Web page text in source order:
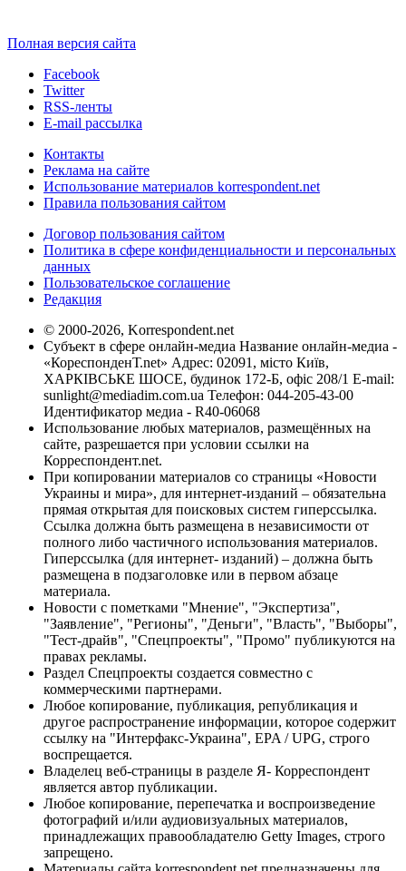
Полная версия сайта
Facebook
Twitter
RSS-ленты
E-mail рассылка
Контакты
Реклама на сайте
Использование материалов korrespondent.net
Правила пользования сайтом
Договор пользования сайтом
Политика в сфере конфиденциальности и персональных
данных
Пользовательское соглашение
Редакция
© 2000-2026, Korrespondent.net
Субъект в сфере онлайн-медиа Название онлайн-медиа -
«КореспонденТ.net» Адрес: 02091, місто Київ,
ХАРКІВСЬКЕ ШОСЕ, будинок 172-Б, офіс 208/1 E-mail:
sunlight@mediadim.com.ua Телефон: 044-205-43-00
Идентификатор медиа - R40-06068
Использование любых материалов, размещённых на
сайте, разрешается при условии ссылки на
Корреспондент.net.
При копировании материалов со страницы «Новости
Украины и мира», для интернет-изданий – обязательна
прямая открытая для поисковых систем гиперссылка.
Ссылка должна быть размещена в независимости от
полного либо частичного использования материалов.
Гиперссылка (для интернет- изданий) – должна быть
размещена в подзаголовке или в первом абзаце
материала.
Новости с пометками "Мнение", "Экспертиза",
"Заявление", "Регионы", "Деньги", "Власть", "Выборы",
"Тест-драйв", "Спецпроекты", "Промо" публикуются на
правах рекламы.
Раздел Спецпроекты создается совместно с
коммерческими партнерами.
Любое копирование, публикация, републикация и
другое распространение информации, которое содержит
ссылку на "Интерфакс-Украина", EPA / UPG, строго
воспрещается.
Владелец веб-страницы в разделе Я- Корреспондент
является автор публикации.
Любое копирование, перепечатка и воспроизведение
фотографий и/или аудиовизуальных материалов,
принадлежащих правообладателю Getty Images, строго
запрещено.